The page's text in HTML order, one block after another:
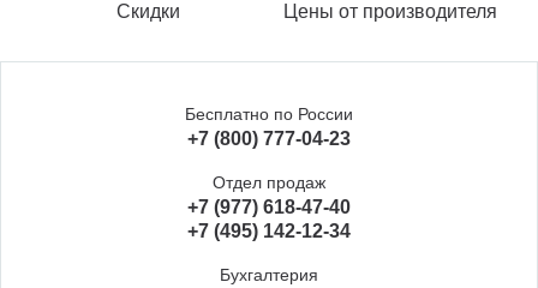
Скидки Цены от производителя
Бесплатно по России
+7 (800) 777-04-23
Отдел продаж
+7 (977) 618-47-40
+7 (495) 142-12-34
Бухгалтерия